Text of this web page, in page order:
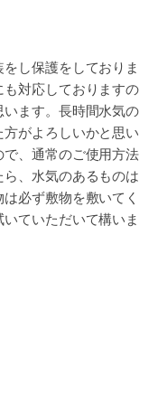
し保護をしておりま
対応しておりますの
ます。長時間水気の
がよろしいかと思い
で、通常のご使用方法
、水気のあるものは
必ず敷物を敷いてく
ていただいて構いま